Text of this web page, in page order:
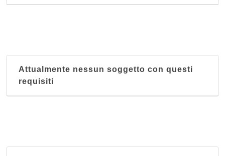
Attualmente nessun soggetto con questi
requisiti